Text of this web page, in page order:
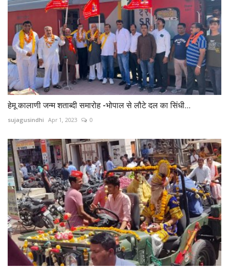
हेमू कालाणी जन्म शताब्दी समारोह -भोपाल से लौटे दल का सिंधी...
sujagusindhi Apr 1, 2023 0